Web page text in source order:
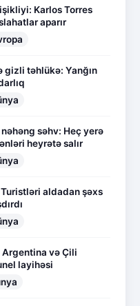
Karlos Torres
aparır
gizli təhlükə: Yanğın
səhv: Heç yerə
heyrətə salır
aldadan şəxs
Argentina və Çili
layihəsi